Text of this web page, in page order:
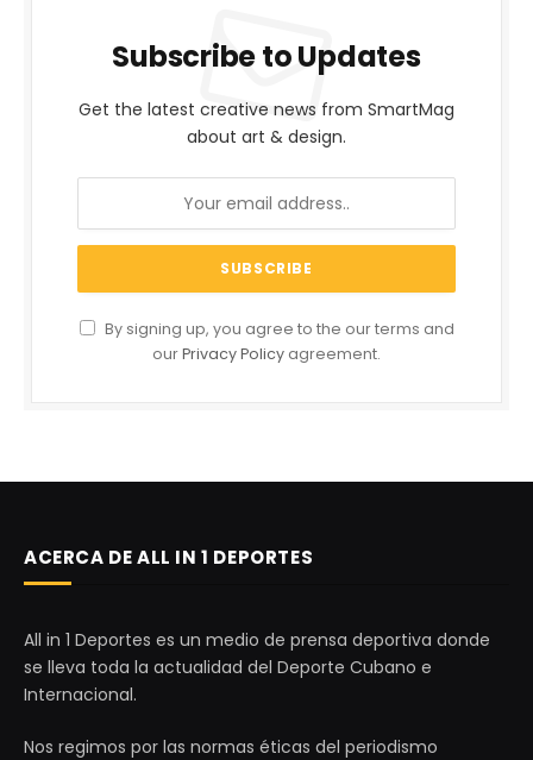
Subscribe to Updates
Get the latest creative news from SmartMag
about art & design.
By signing up, you agree to the our terms and
ourPrivacy Policy agreement.
ACERCA DE ALL IN 1 DEPORTES
All in 1 Deportes es un medio de prensa deportiva donde
se lleva toda la actualidad del Deporte Cubano e
Internacional.
Nos regimos por las normas éticas del periodismo